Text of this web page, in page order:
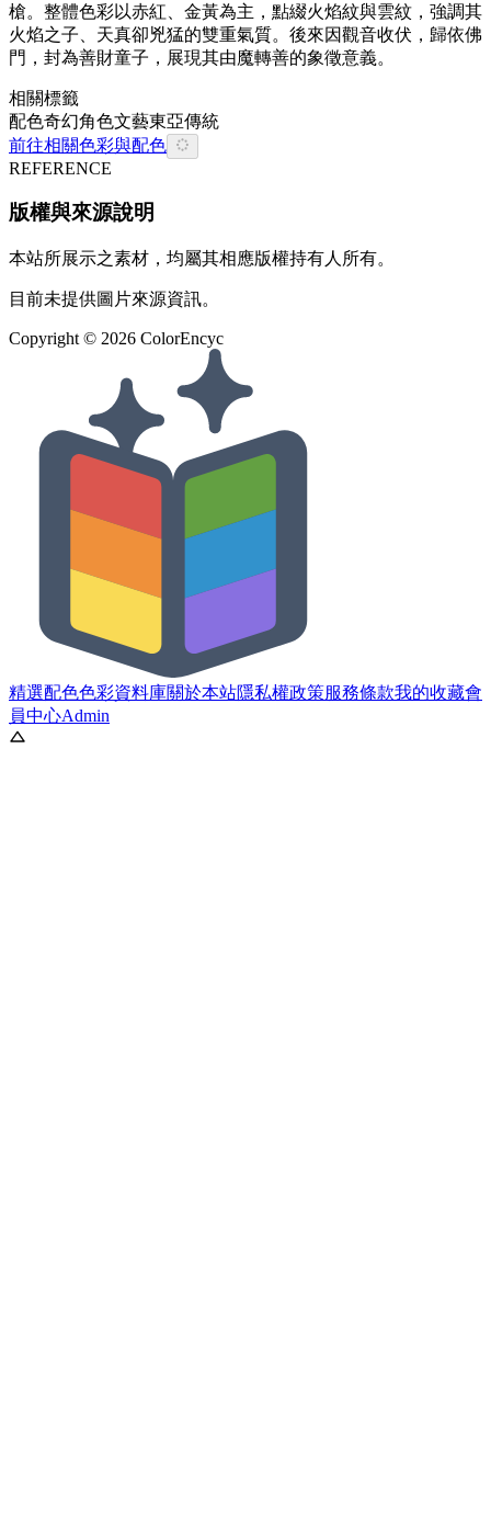
槍。整體色彩以赤紅、金黃為主，點綴火焰紋與雲紋，強調其
火焰之子、天真卻兇猛的雙重氣質。後來因觀音收伏，歸依佛
門，封為善財童子，展現其由魔轉善的象徵意義。
相關標籤
配色奇幻角色文藝東亞傳統
前往相關色彩與配色
REFERENCE
版權與來源說明
本站所展示之素材，均屬其相應版權持有人所有。
目前未提供圖片來源資訊。
Copyright © 2026 ColorEncyc
精選配色色彩資料庫關於本站隱私權政策服務條款我的收藏會
員中心Admin